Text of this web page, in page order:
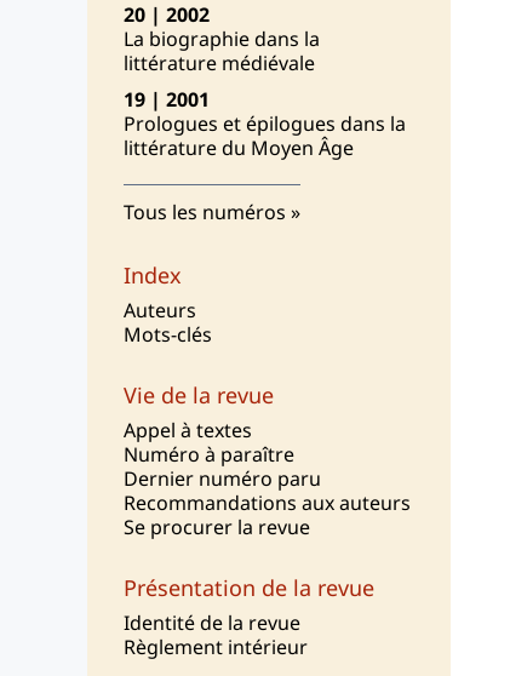
20 | 2002
La biographie dans la
littérature médiévale
19 | 2001
Prologues et épilogues dans la
littérature du Moyen Âge
Tous les numéros
Index
Auteurs
Mots-clés
Vie de la revue
Appel à textes
Numéro à paraître
Dernier numéro paru
Recommandations aux auteurs
Se procurer la revue
Présentation de la revue
Identité de la revue
Règlement intérieur